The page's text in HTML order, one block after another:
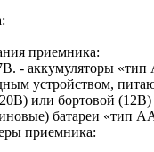
приемника:
- аккумуляторы
устройством,
или бортовой
батареи «тип
приемника: